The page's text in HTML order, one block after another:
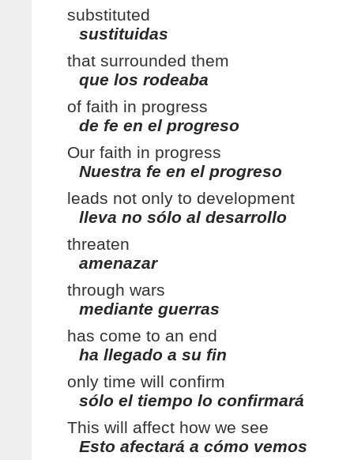
substituted
sustituidas
that surrounded them
que los rodeaba
of faith in progress
de fe en el progreso
Our faith in progress
Nuestra fe en el progreso
leads not only to development
lleva no sólo al desarrollo
threaten
amenazar
through wars
mediante guerras
has come to an end
ha llegado a su fin
only time will confirm
sólo el tiempo lo confirmará
This will affect how we see
Esto afectará a cómo vemos